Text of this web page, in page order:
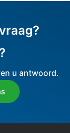
u antwoord.